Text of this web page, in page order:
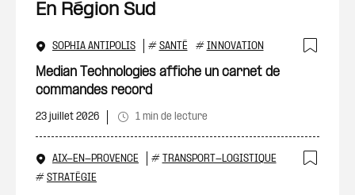
En Région Sud
SOPHIA ANTIPOLIS # SANTÉ # INNOVATION
Median Technologies affiche un carnet de
commandes record
23 juillet 2026 1 min de lecture
AIX-EN-PROVENCE # TRANSPORT-LOGISTIQUE
# STRATÉGIE